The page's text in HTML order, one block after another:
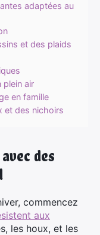
adaptées au
et des plaids
plein air
en famille
et des nichoirs
des
commencez
aux
les houx, et les